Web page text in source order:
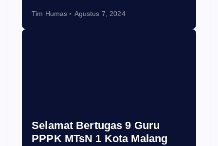
Tim Humas Agustus 7, 2024
Selamat Bertugas 9 Guru
PPPK MTsN 1 Kota Malang